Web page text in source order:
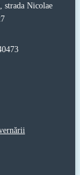
strada Nicolae